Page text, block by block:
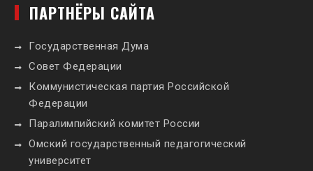
ПАРТНЁРЫ САЙТА
Государственная Дума
Совет Федерации
Коммунистическая партия Российской
Федерации
Паралимпийский комитет России
Омский государственный педагогический
университет